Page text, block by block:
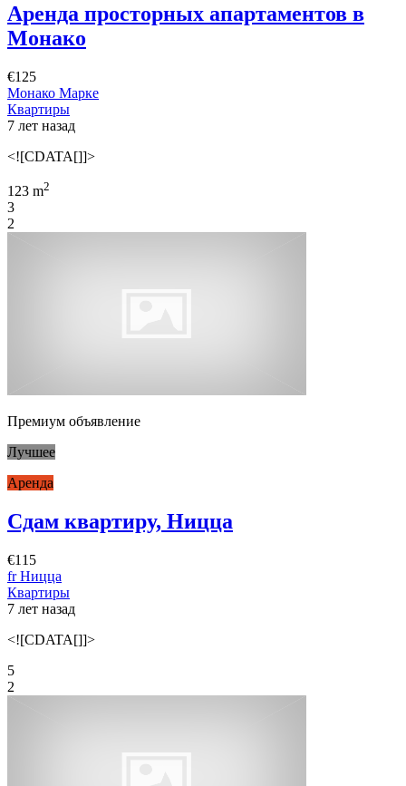
Аренда просторных апартаментов в
Монако
€125
Монако Марке
Квартиры
7 лет назад
<![CDATA[]]>
123 m2
3
2
Премиум объявление
Лучшее
Аренда
Сдам квартиру, Ницца
€115
fr Ницца
Квартиры
7 лет назад
<![CDATA[]]>
5
2